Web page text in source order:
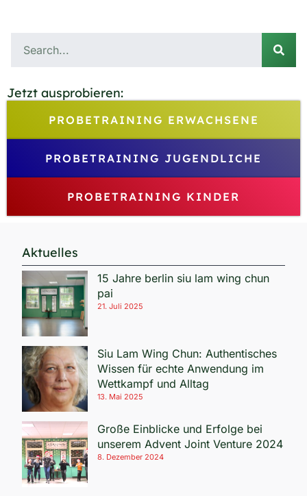
Jetzt ausprobieren:
PROBETRAINING ERWACHSENE
PROBETRAINING JUGENDLICHE
PROBETRAINING KINDER
Aktuelles
15 Jahre berlin siu lam wing chun
pai
21. Juli 2025
Siu Lam Wing Chun: Authentisches
Wissen für echte Anwendung im
Wettkampf und Alltag
13. Mai 2025
Große Einblicke und Erfolge bei
unserem Advent Joint Venture 2024
8. Dezember 2024